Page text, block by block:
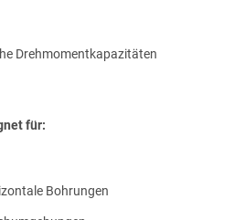
Drehmomentkapazitäten
für:
Bohrungen